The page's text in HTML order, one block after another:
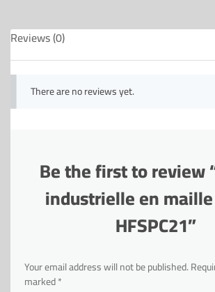
Reviews (0)
There are no reviews yet.
Be the first to review
industrielle en maille
HFSPC21”
Your email address will not be published.
marked*